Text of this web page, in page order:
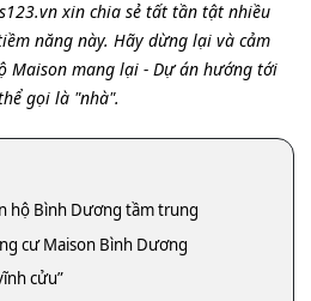
xin chia sẻ tất tần tật nhiều
năng này. Hãy dừng lại và cảm
Maison mang lại - Dự án hướng tới
gọi là "nhà".
hộ Bình Dương tầm trung
cư Maison Bình Dương
cửu”